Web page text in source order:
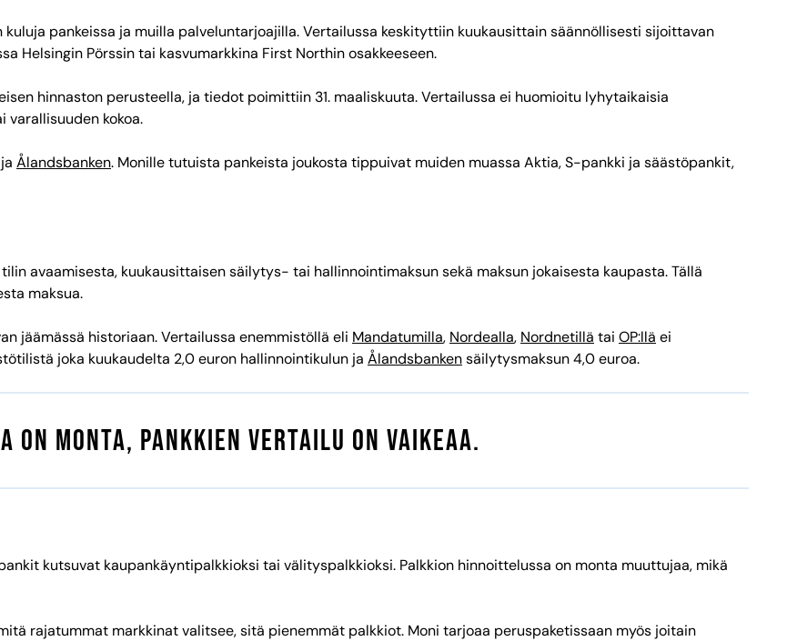
pankeissa ja muilla palveluntarjoajilla. Vertailussa keskityttiin kuukausittain säännöllisesti sijoittavan
Helsingin Pörssin tai kasvumarkkina First Northin osakkeeseen.
hinnaston perusteella, ja tiedot poimittiin 31. maaliskuuta. Vertailussa ei huomioitu lyhytaikaisia
kokoa.
ja Ålandsbanken. Monille tutuista pankeista joukosta tippuivat muiden muassa Aktia, S-pankki ja säästöpankit,
avaamisesta, kuukausittaisen säilytys- tai hallinnointimaksun sekä maksun jokaisesta kaupasta. Tällä
maksua.
jäämässä historiaan. Vertailussa enemmistöllä eli Mandatumilla, Nordealla, Nordnetillä tai OP:llä ei
joka kuukaudelta 2,0 euron hallinnointikulun ja Ålandsbankensäilytysmaksun 4,0 euroa.
on monta, pankkien vertailu on vaikeaa.
kutsuvat kaupankäyntipalkkioksi tai välityspalkkioksi. Palkkion hinnoittelussa on monta muuttujaa, mikä
rajatummat markkinat valitsee, sitä pienemmät palkkiot. Moni tarjoaa peruspaketissaan myös joitain